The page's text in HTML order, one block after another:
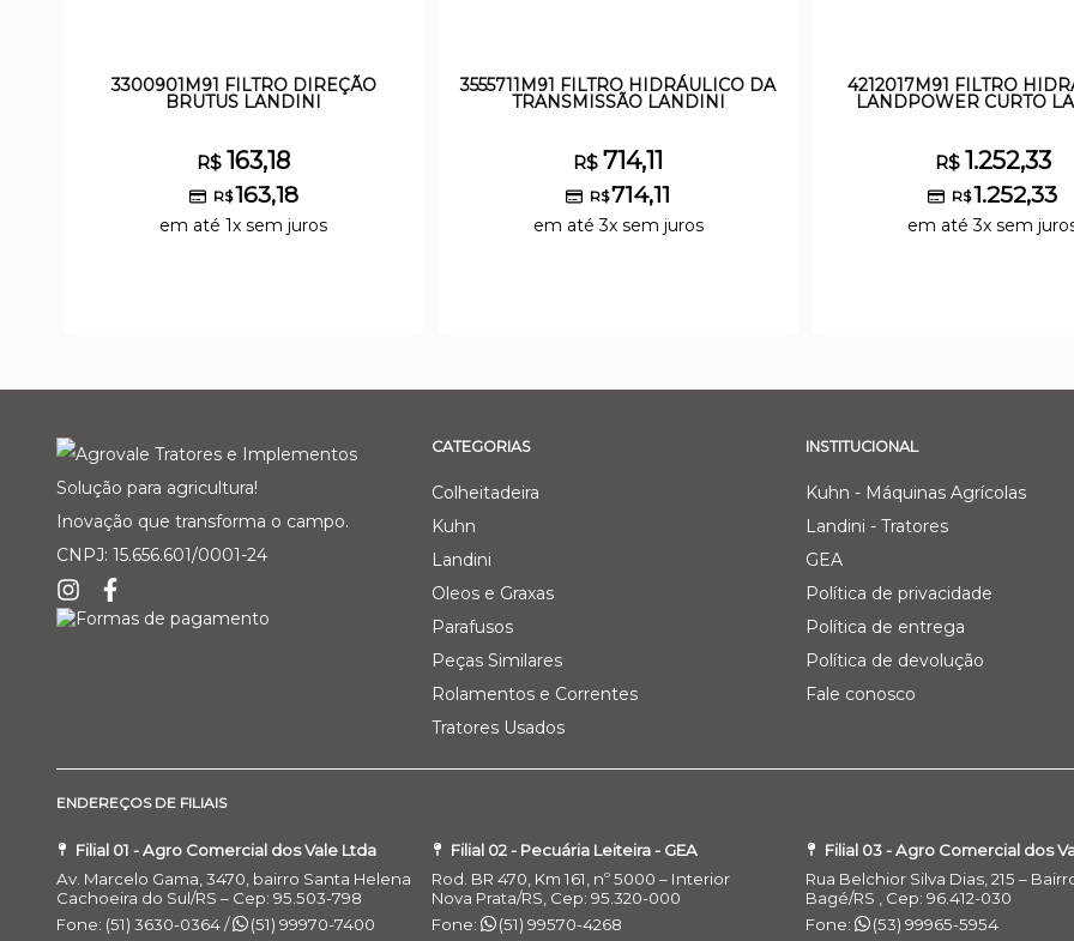
3300901M91 FILTRO DIREÇÃO
BRUTUS LANDINI
R$ 163,18
R$163,18
em até 1x sem juros
3555711M91 FILTRO HIDRÁULICO DA
TRANSMISSÃO LANDINI
R$714,11
R$714,11
em até 3x sem juros
4212017M91 FILTRO
LANDPOWER CURTO
R$ 1.252,33
R$1.252,33
em até 3x sem
Solução para agricultura!
Inovação que transforma o campo.
CNPJ: 15.656.601/0001-24
CATEGORIAS
Colheitadeira
Kuhn
Landini
Oleos e Graxas
Parafusos
Peças Similares
Rolamentos e Correntes
Tratores Usados
INSTITUCIONAL
Kuhn - Máquinas Agrícolas
Landini - Tratores
GEA
Política de privacidade
Política de entrega
Política de devolução
Fale conosco
ENDEREÇOS DE FILIAIS
Filial 01 - Agro Comercial dos Vale Ltda
Av. Marcelo Gama, 3470, bairro Santa Helena
Cachoeira do Sul/RS – Cep: 95.503-798
Fone: (51) 3630-0364 /
(51) 99970-7400
Filial 02 - Pecuária Leiteira - GEA
Rod. BR 470, Km 161, nº 5000 – Interior
Nova Prata/RS, Cep: 95.320-000
Fone:
(51) 99570-4268
Filial 03 - Agro Comercial dos
Rua Belchior Silva Dias, 215 –
Bagé/RS , Cep: 96.412-030
Fone:
(53) 99965-5954